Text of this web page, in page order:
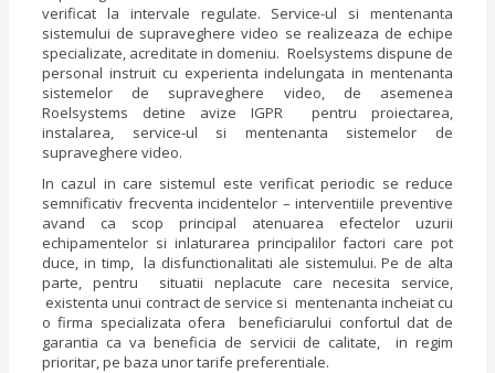
verificat la intervale regulate. Service-ul si mentenanta
sistemului de supraveghere video se realizeaza de echipe
specializate, acreditate in domeniu. Roelsystems dispune de
personal instruit cu experienta indelungata in mentenanta
sistemelor de supraveghere video, de asemenea
Roelsystems detine avize IGPR pentru proiectarea,
instalarea, service-ul si mentenanta sistemelor de
supraveghere video.
In cazul in care sistemul este verificat periodic se reduce
semnificativ frecventa incidentelor – interventiile preventive
avand ca scop principal atenuarea efectelor uzurii
echipamentelor si inlaturarea principalilor factori care pot
duce, in timp, la disfunctionalitati ale sistemului. Pe de alta
parte, pentru situatii neplacute care necesita service,
existenta unui contract de service si mentenanta incheiat cu
o firma specializata ofera beneficiarului confortul dat de
garantia ca va beneficia de servicii de calitate, in regim
prioritar, pe baza unor tarife preferentiale.